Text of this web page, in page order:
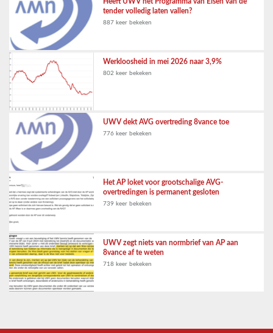
tender volledig laten vallen?
887 keer bekeken
Werkloosheid in mei 2026 naar 3,9%
802 keer bekeken
UWV dekt AVG overtreding 8vance toe
776 keer bekeken
Het AP loket voor grootschalige AVG-
overtredingen is permanent gesloten
739 keer bekeken
UWV zegt niets van normbrief van AP aan
8vance af te weten
718 keer bekeken